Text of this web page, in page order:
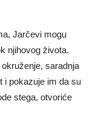
Jarčevi mogu
njihovog života.
saradnja
i pokazuje im da su
stega, otvoriće